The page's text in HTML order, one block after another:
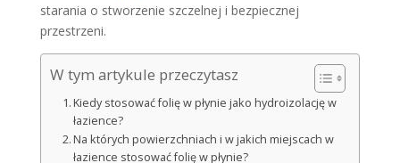
starania o stworzenie szczelnej i bezpiecznej
przestrzeni.
W tym artykule przeczytasz
Kiedy stosować folię w płynie jako hydroizolację w
łazience?
Na których powierzchniach i w jakich miejscach w
łazience stosować folię w płynie?